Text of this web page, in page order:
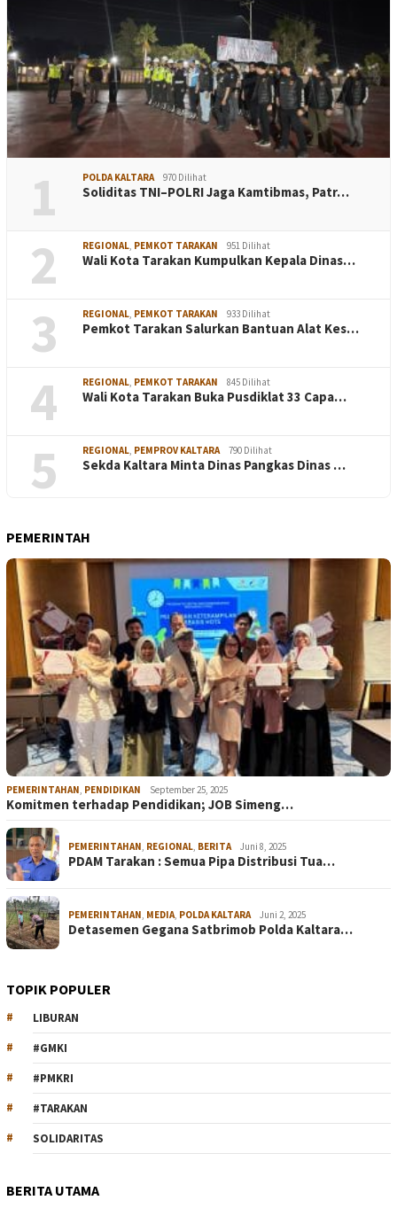
1 POLDA KALTARA 970 Dilihat
Soliditas TNI–POLRI Jaga Kamtibmas, Patr…
2 REGIONAL, PEMKOT TARAKAN 951 Dilihat
Wali Kota Tarakan Kumpulkan Kepala Dinas…
3 REGIONAL, PEMKOT TARAKAN 933 Dilihat
Pemkot Tarakan Salurkan Bantuan Alat Kes…
4 REGIONAL, PEMKOT TARAKAN 845 Dilihat
Wali Kota Tarakan Buka Pusdiklat 33 Capa…
5 REGIONAL, PEMPROV KALTARA 790 Dilihat
Sekda Kaltara Minta Dinas Pangkas Dinas …
PEMERINTAH
PEMERINTAHAN, PENDIDIKAN September 25, 2025
Komitmen terhadap Pendidikan; JOB Simeng…
PEMERINTAHAN, REGIONAL, BERITA Juni 8, 2025
PDAM Tarakan : Semua Pipa Distribusi Tua…
PEMERINTAHAN, MEDIA, POLDA KALTARA Juni 2, 2025
Detasemen Gegana Satbrimob Polda Kaltara…
TOPIK POPULER
LIBURAN
#GMKI
#PMKRI
#TARAKAN
SOLIDARITAS
BERITA UTAMA